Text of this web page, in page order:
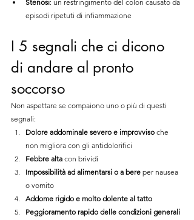
Stenosi: un restringimento del colon causato da
episodi ripetuti di infiammazione
I 5 segnali che ci dicono
di andare al pronto
soccorso
Non aspettare se compaiono uno o più di questi
segnali:
Dolore addominale severo e improvviso che
non migliora con gli antidolorifici
Febbre alta con brividi
Impossibilità ad alimentarsi o a bere per nausea
o vomito
Addome rigido e molto dolente al tatto
Peggioramento rapido delle condizioni generali